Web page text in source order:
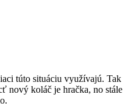
túto situáciu využívajú. Tak
nový koláč je hračka, no stále